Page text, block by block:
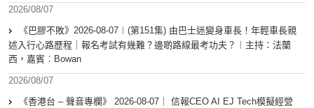
2026/08/07
《巴膠不敗》2026-08-07︱(第151集) 由巴士迷變身車長！年輕車長親
述入行心路歷程｜報名考試有幾難？邊啲路線最考功夫？︱主持：法蘭
西，嘉賓︰Bowan
2026/08/07
《香港台 – 聲音專欄》 2026-08-07｜ 信報CEO AI EJ Tech模擬經營